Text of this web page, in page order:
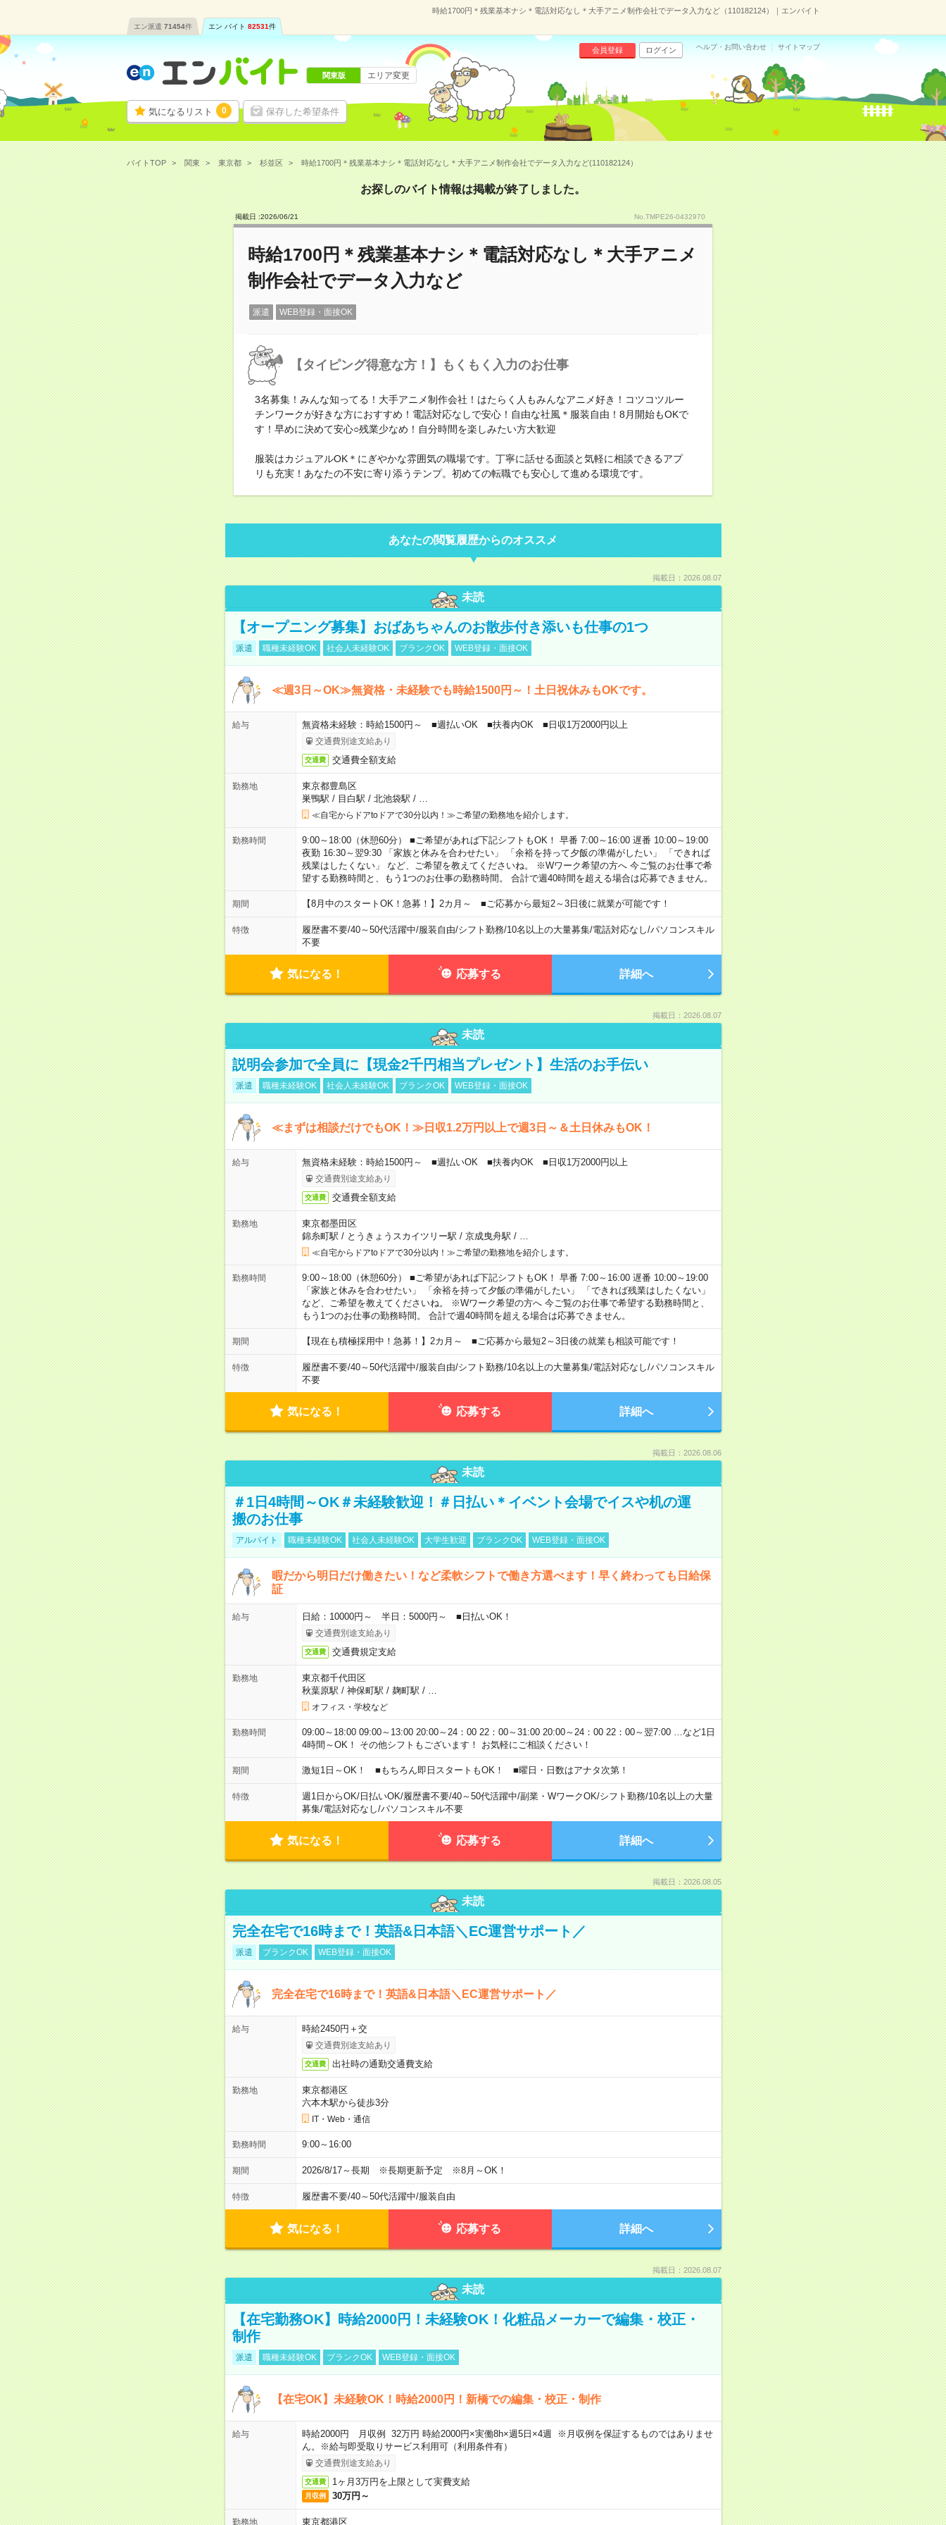
時給1700円＊残業基本ナシ＊電話対応なし＊大手アニメ制作会社でデータ入力など（110182124）｜エンバイト
エン派遣 71454件 エン バイト 82531件
気になるリスト 0 保存した希望条件
会員登録 ログイン ヘルプ・お問い合わせ サイトマップ
関東版 エリア変更
バイトTOP 関東 東京都 杉並区 時給1700円＊残業基本ナシ＊電話対応なし＊大手アニメ制作会社でデータ入力など(110182124）
お探しのバイト情報は掲載が終了しました。
掲載日 :2026/06/21 No.TMPE26-0432970
時給1700円＊残業基本ナシ＊電話対応なし＊大手アニメ
制作会社でデータ入力など
派遣 WEB登録・面接OK
【タイピング得意な方！】もくもく入力のお仕事
3名募集！みんな知ってる！大手アニメ制作会社！はたらく人もみんなアニメ好き！コツコツルー
チンワークが好きな方におすすめ！電話対応なしで安心！自由な社風＊服装自由！8月開始もOKで
す！早めに決めて安心○残業少なめ！自分時間を楽しみたい方大歓迎
服装はカジュアルOK＊にぎやかな雰囲気の職場です。丁寧に話せる面談と気軽に相談できるアプ
リも充実！あなたの不安に寄り添うテンプ。初めての転職でも安心して進める環境です。
あなたの閲覧履歴からのオススメ
掲載日：2026.08.07
未読
【オープニング募集】おばあちゃんのお散歩付き添いも仕事の1つ
派遣 職種未経験OK 社会人未経験OK ブランクOK WEB登録・面接OK
≪週3日～OK≫無資格・未経験でも時給1500円～！土日祝休みもOKです。
給与 無資格未経験：時給1500円～ ■週払いOK ■扶養内OK ■日収1万2000円以上
交通費別途支給あり
交通費 交通費全額支給
勤務地
東京都豊島区
巣鴨駅 / 目白駅 / 北池袋駅 /
≪自宅からドアtoドアで30分以内！≫ご希望の勤務地を紹介します。
勤務時間
9:00～18:00（休憩60分） ■ご希望があれば下記シフトもOK！ 早番 7:00～16:00 遅番 10:00～19:00
夜勤 16:30～翌9:30 「家族と休みを合わせたい」 「余裕を持って夕飯の準備がしたい」 「できれば
残業はしたくない」 など、ご希望を教えてくださいね。 ※Wワーク希望の方へ 今ご覧のお仕事で希
望する勤務時間と、もう1つのお仕事の勤務時間。 合計で週40時間を超える場合は応募できません。
期間 【8月中のスタートOK！急募！】2カ月～ ■ご応募から最短2～3日後に就業が可能です！
特徴 履歴書不要/40～50代活躍中/服装自由/シフト勤務/10名以上の大量募集/電話対応なし/パソコンスキル
不要
気になる！ 応募する 詳細へ
掲載日：2026.08.07
未読
説明会参加で全員に【現金2千円相当プレゼント】生活のお手伝い
派遣 職種未経験OK 社会人未経験OK ブランクOK WEB登録・面接OK
≪まずは相談だけでもOK！≫日収1.2万円以上で週3日～＆土日休みもOK！
給与 無資格未経験：時給1500円～ ■週払いOK ■扶養内OK ■日収1万2000円以上
交通費別途支給あり
交通費 交通費全額支給
勤務地
東京都墨田区
錦糸町駅 / とうきょうスカイツリー駅 / 京成曳舟駅 /
≪自宅からドアtoドアで30分以内！≫ご希望の勤務地を紹介します。
勤務時間
9:00～18:00（休憩60分） ■ご希望があれば下記シフトもOK！ 早番 7:00～16:00 遅番 10:00～19:00
「家族と休みを合わせたい」 「余裕を持って夕飯の準備がしたい」 「できれば残業はしたくない」
など、ご希望を教えてくださいね。 ※Wワーク希望の方へ 今ご覧のお仕事で希望する勤務時間と、
もう1つのお仕事の勤務時間。 合計で週40時間を超える場合は応募できません。
期間 【現在も積極採用中！急募！】2カ月～ ■ご応募から最短2～3日後の就業も相談可能です！
特徴 履歴書不要/40～50代活躍中/服装自由/シフト勤務/10名以上の大量募集/電話対応なし/パソコンスキル
不要
気になる！ 応募する 詳細へ
掲載日：2026.08.06
未読
＃1日4時間～OK＃未経験歓迎！＃日払い＊イベント会場でイスや机の運
搬のお仕事
アルバイト 職種未経験OK 社会人未経験OK 大学生歓迎 ブランクOK WEB登録・面接OK
暇だから明日だけ働きたい！など柔軟シフトで働き方選べます！早く終わっても日給保
証
給与 日給：10000円～ 半日：5000円～ ■日払いOK！
交通費別途支給あり
交通費 交通費規定支給
勤務地
東京都千代田区
秋葉原駅 / 神保町駅 / 麹町駅 /
オフィス・学校など
勤務時間
09:00～18:00 09:00～13:00 20:00～24：00 22：00～31:00 20:00～24：00 22：00～翌7:00 …など1日
4時間～OK！ その他シフトもございます！ お気軽にご相談ください！
期間 激短1日～OK！ ■もちろん即日スタートもOK！ ■曜日・日数はアナタ次第！
特徴 週1日からOK/日払いOK/履歴書不要/40～50代活躍中/副業・WワークOK/シフト勤務/10名以上の大量
募集/電話対応なし/パソコンスキル不要
気になる！ 応募する 詳細へ
掲載日：2026.08.05
未読
完全在宅で16時まで！英語&日本語＼EC運営サポート／
派遣 ブランクOK WEB登録・面接OK
完全在宅で16時まで！英語&日本語＼EC運営サポート／
給与 時給2450円＋交
交通費別途支給あり
交通費 出社時の通勤交通費支給
勤務地
東京都港区
六本木駅から徒歩3分
IT・Web・通信
勤務時間 9:00～16:00
期間 2026/8/17～長期 ※長期更新予定 ※8月～OK！
特徴 履歴書不要/40～50代活躍中/服装自由
気になる！ 応募する 詳細へ
掲載日：2026.08.07
未読
【在宅勤務OK】時給2000円！未経験OK！化粧品メーカーで編集・校正・
制作
派遣 職種未経験OK ブランクOK WEB登録・面接OK
【在宅OK】未経験OK！時給2000円！新橋での編集・校正・制作
給与
時給2000円 月収例 32万円 時給2000円×実働8h×週5日×4週 ※月収例を保証するものではありませ
ん。※給与即受取りサービス利用可（利用条件有）
交通費別途支給あり
交通費 1ヶ月3万円を上限として実費支給
月収例 30万円～
勤務地 東京都港区